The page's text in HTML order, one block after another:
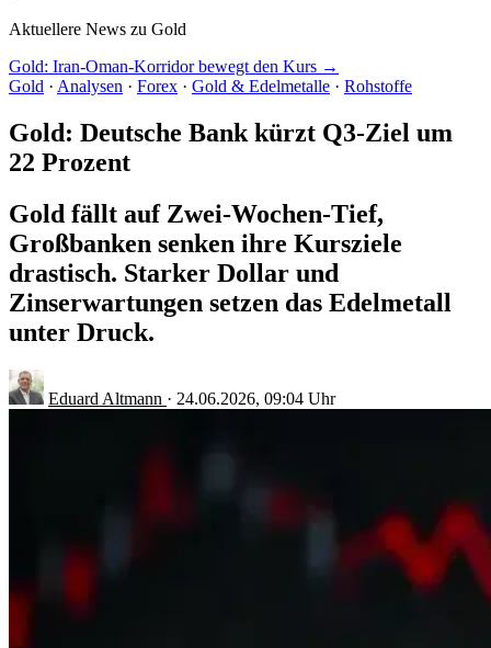
Aktuellere News zu Gold
Gold: Iran-Oman-Korridor bewegt den Kurs →
Gold · Analysen · Forex · Gold & Edelmetalle · Rohstoffe
Gold: Deutsche Bank kürzt Q3-Ziel um
22 Prozent
Gold fällt auf Zwei-Wochen-Tief,
Großbanken senken ihre Kursziele
drastisch. Starker Dollar und
Zinserwartungen setzen das Edelmetall
unter Druck.
Eduard Altmann · 24.06.2026, 09:04 Uhr